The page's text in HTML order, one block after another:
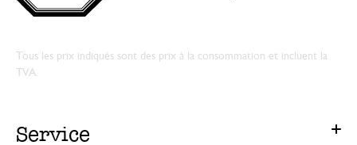
Tous les prix indiqués sont des prix à la consommation et incluent la
TVA.
Service